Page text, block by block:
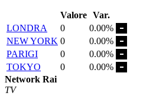
Valore Var.
LONDRA
0
0.00%
NEW YORK 0
0.00%
PARIGI
0
0.00%
TOKYO
0
0.00%
Network Rai
TV